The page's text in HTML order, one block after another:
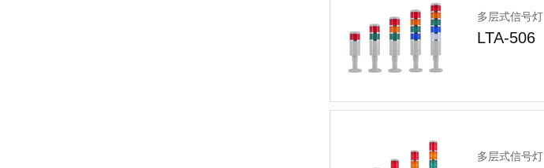
多层式信号灯
LTA-506
多层式信号灯